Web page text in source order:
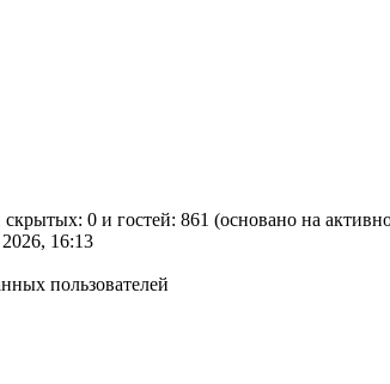
0 и гостей: 861 (основано на
16:13
пользователей